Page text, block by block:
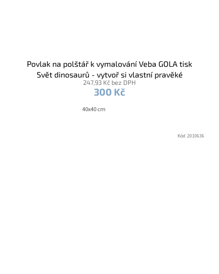
Povlak na polštář k vymalování Veba GOLA tisk
Svět dinosaurů - vytvoř si vlastní pravěké
dobrodružství / fixy
247,93 Kč bez DPH
300 Kč
40x40 cm
Kód:2010636